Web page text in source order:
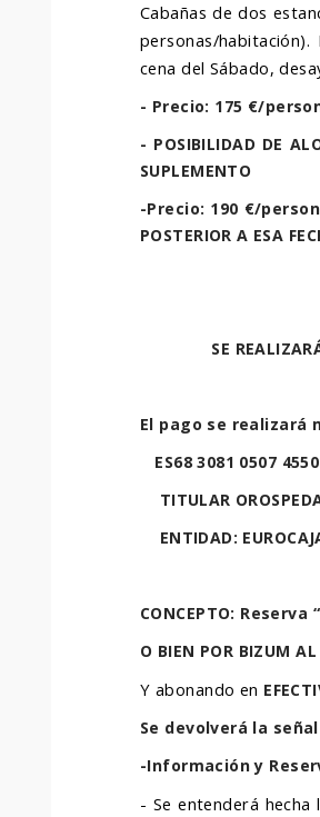
Cabañas de dos
personas/
cena del Sábado,
- Precio: 175 €/
- POSIBILIDAD DE
SUPLEMENTO
-Precio: 190 €/
POSTERIOR A ESA
SE
El pago se realizará
ES68 3081 0507
TITULAR
ENTIDAD:
CONCEPTO: Reserva
O BIEN POR BIZUM
Y abonando en
Se devolverá la señal
-Información y
- Se entenderá